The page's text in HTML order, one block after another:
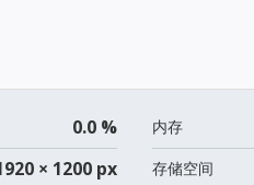
0.0 %
× 1200 px
内存
存储空间